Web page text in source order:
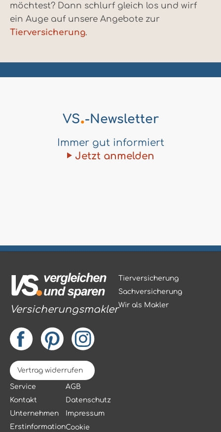
möchtest? Dann schlurf gleich los und wirf
ein Auge auf unsere Angebote zur
Tierversicherung.
VS.-Newsletter
Immer gut informiert
Jetzt anmelden
Versicherungsmakler
Vertrag widerrufen
Tierversicherung
Sachversicherung
Wir als Makler
Service
Kontakt
Unternehmen
Erstinformation
AGB
Datenschutz
Impressum
Cookie